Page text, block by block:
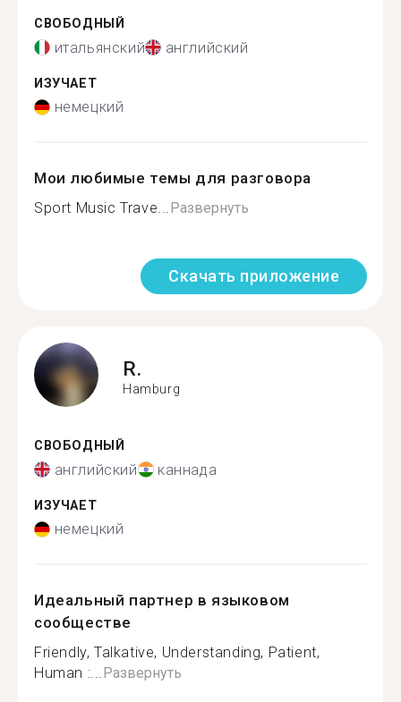
СВОБОДНЫЙ
итальянский английский
ИЗУЧАЕТ
немецкий
Мои любимые темы для разговора
Sport Music Trave...Развернуть
Скачать приложение
R.
Hamburg
СВОБОДНЫЙ
английский каннада
ИЗУЧАЕТ
немецкий
Идеальный партнер в языковом
сообществе
Friendly, Talkative, Understanding, Patient,
Human :...Развернуть